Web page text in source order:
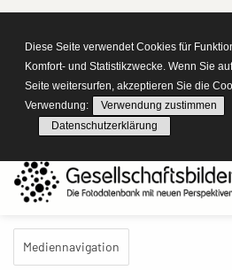
Diese Seite verwendet Cookies für
Komfort- und Statistikzwecke. Wenn Sie
Seite weitersurfen, akzeptieren Sie die
Verwendung:
Verwendung zustimmen
Datenschutzerklärung
Mediennavigation